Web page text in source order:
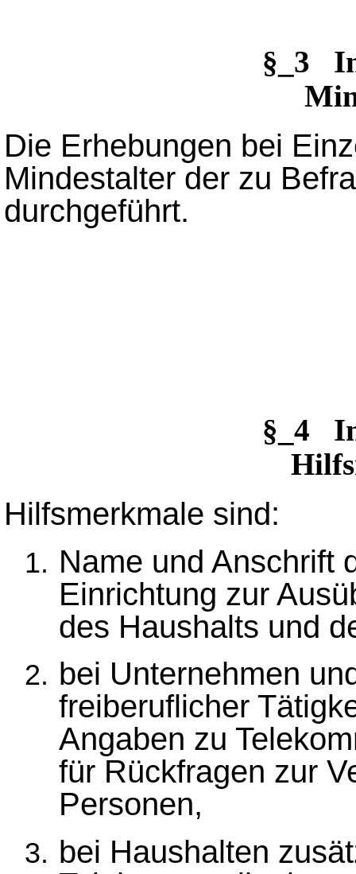
§_3
Die Erhebungen bei
Mindestalter der zu
durchgeführt.
§_4
Hilfsmerkmale sind:
Name und Anschrift
Einrichtung zur
des Haushalts und
bei Unternehmen
freiberuflicher
Angaben zu
für Rückfragen zur
Personen,
bei Haushalten